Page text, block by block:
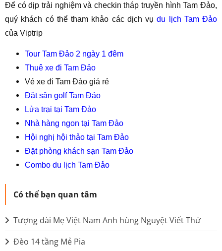
Để có dịp trải nghiệm và checkin tháp truyền hình Tam Đảo,
quý khách có thể tham khảo các dịch vụdu lịch Tam Đảo
của Viptrip
Tour Tam Đảo 2 ngày 1 đêm
Thuê xe đi Tam Đảo
Vé xe đi Tam Đảo giá rẻ
Đặt sân golf Tam Đảo
Lửa trại tại Tam Đảo
Nhà hàng ngon tại Tam Đảo
Hội nghị hội thảo tại Tam Đảo
Đặt phòng khách sạn Tam Đảo
Combo du lịch Tam Đảo
Có thể bạn quan tâm
Tượng đài Mẹ Việt Nam Anh hùng Nguyệt Viết Thứ
Đèo 14 tầng Mẻ Pia